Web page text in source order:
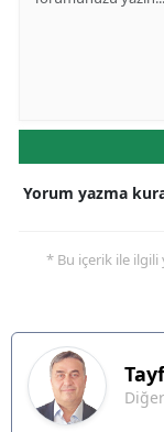
Yorum yazma
* Bu içerik ile ilgili